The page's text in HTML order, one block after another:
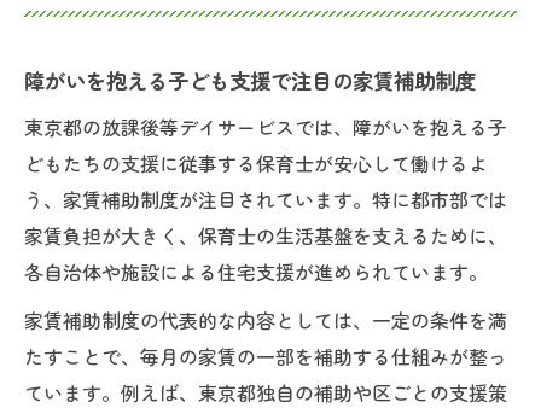
障がいを抱える子ども支援で注目の家賃補助制度
東京都の放課後等デイサービスでは、障がいを抱える子
どもたちの支援に従事する保育士が安心して働けるよ
う、家賃補助制度が注目されています。特に都市部では
家賃負担が大きく、保育士の生活基盤を支えるために、
各自治体や施設による住宅支援が進められています。
家賃補助制度の代表的な内容としては、一定の条件を満
たすことで、毎月の家賃の一部を補助する仕組みが整っ
ています。例えば、東京都独自の補助や区ごとの支援策